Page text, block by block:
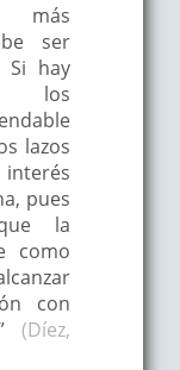
más
ser
Si hay
los
lazos
pues
la
como
con
(Díez,